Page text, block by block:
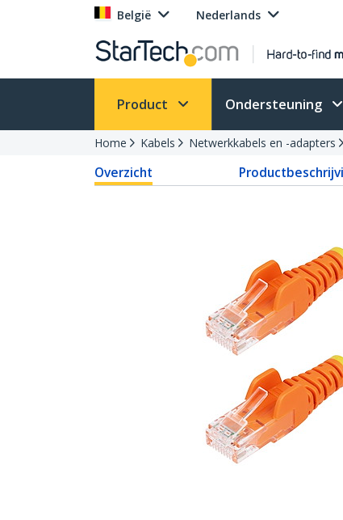
België Nederlands
Product Ondersteuning
Home Kabels Netwerkkabels en -adapters
Overzicht